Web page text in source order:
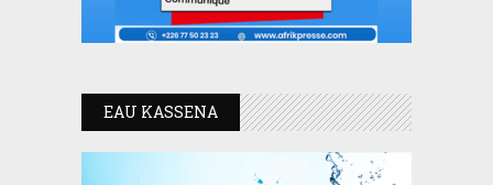
EAU KASSENA